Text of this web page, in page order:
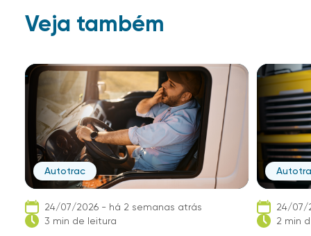
Veja também
Autotrac
24/07/2026 - há 2 semanas atrás
3 min de leitura
24/07/
2 min